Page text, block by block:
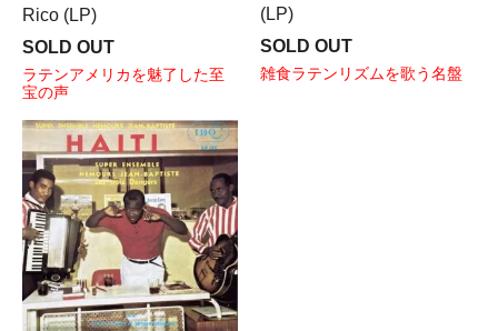
Rico (LP)
SOLD OUT
ラテンアメリカを魅了した至
宝の声
(LP)
SOLD OUT
雑食ラテンリズムを歌う名盤